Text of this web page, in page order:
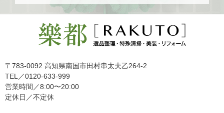
〒783-0092 高知県南国市田村串太夫乙264-2
TEL／0120-633-999
営業時間／8:00〜20:00
定休日／不定休